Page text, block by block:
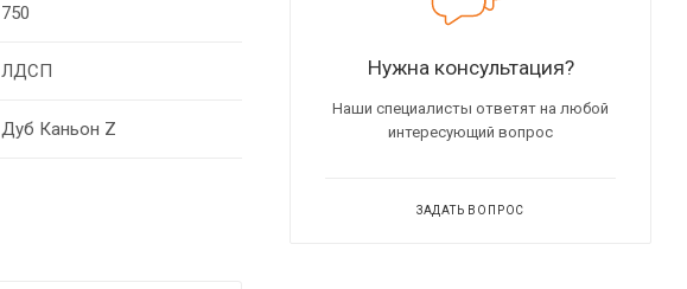
750
ЛДСП
Дуб Каньон Z
Нужна консультация?
Наши специалисты ответят на любой
интересующий вопрос
ЗАДАТЬ ВОПРОС